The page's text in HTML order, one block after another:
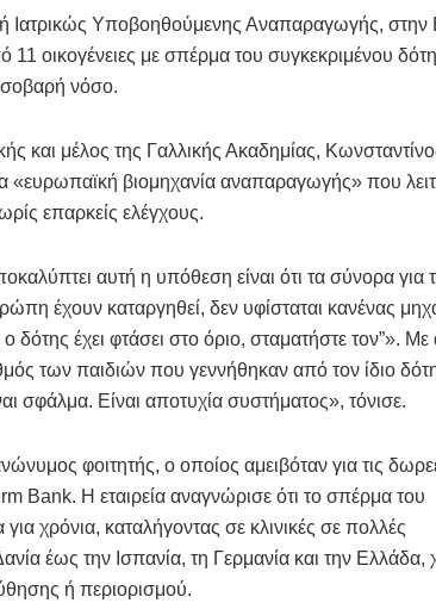
Ιατρικώς Υποβοηθούμενης Αναπαραγωγής, στην
11 οικογένειες με σπέρμα του συγκεκριμένου
σοβαρή νόσο.
και μέλος της Γαλλικής Ακαδημίας,
«ευρωπαϊκή βιομηχανία αναπαραγωγής» που
επαρκείς ελέγχους.
αυτή η υπόθεση είναι ότι τα σύνορα για
έχουν καταργηθεί, δεν υφίσταται κανένας
δότης έχει φτάσει στο όριο, σταματήστε τον”». Με
των παιδιών που γεννήθηκαν από τον ίδιο
σφάλμα. Είναι αποτυχία συστήματος», τόνισε.
φοιτητής, ο οποίος αμειβόταν για τις
Bank. Η εταιρεία αναγνώρισε ότι το σπέρμα του
χρόνια, καταλήγοντας σε κλινικές σε πολλές
έως την Ισπανία, τη Γερμανία και την Ελλάδα,
ή περιορισμού.